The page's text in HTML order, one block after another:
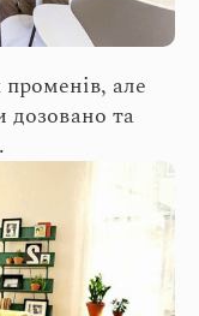
але
дозовано та